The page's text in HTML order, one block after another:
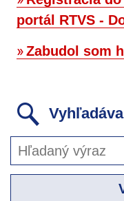
portál RTVS -
Zabudol som